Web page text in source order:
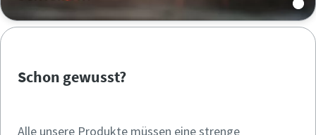
Schon gewusst?
Alle unsere Produkte müssen eine strenge